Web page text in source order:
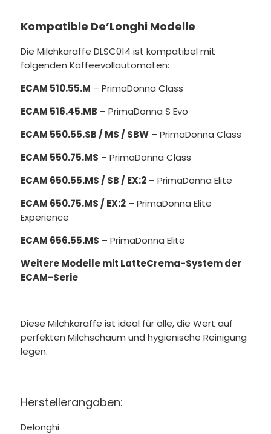
Kompatible De’Longhi Modelle
Die Milchkaraffe DLSC014 ist kompatibel mit
folgenden Kaffeevollautomaten:
ECAM 510.55.M – PrimaDonna Class
ECAM 516.45.MB – PrimaDonna S Evo
ECAM 550.55.SB / MS / SBW– PrimaDonna Class
ECAM 550.75.MS – PrimaDonna Class
ECAM 650.55.MS / SB / EX:2– PrimaDonna Elite
ECAM 650.75.MS / EX:2– PrimaDonna Elite
Experience
ECAM 656.55.MS – PrimaDonna Elite
Weitere Modelle mit LatteCrema-System der
ECAM-Serie
Diese Milchkaraffe ist ideal für alle, die Wert auf
perfekten Milchschaum und hygienische Reinigung
legen.
Herstellerangaben:
Delonghi